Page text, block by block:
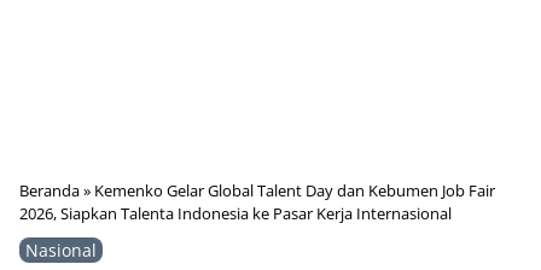
Beranda» Kemenko Gelar Global Talent Day dan Kebumen Job Fair
2026, Siapkan Talenta Indonesia ke Pasar Kerja Internasional
Nasional